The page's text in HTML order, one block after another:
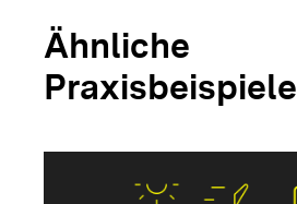
Ähnliche
Praxisbeispiele